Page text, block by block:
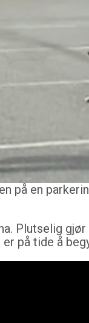
på en
Plutselig
på tide å